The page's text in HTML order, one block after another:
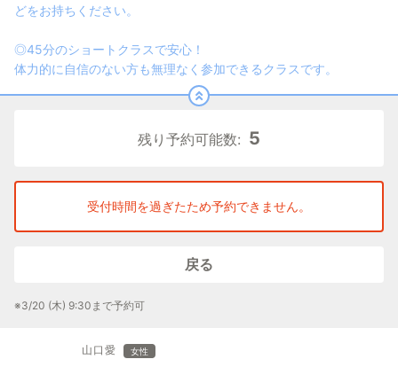
どをお持ちください。
◎45分のショートクラスで安心！
体力的に自信のない方も無理なく参加できるクラスです。
残り予約可能数: 5
受付時間を過ぎたため予約できません。
戻る
※3/20 (木) 9:30まで予約可
山口愛 女性